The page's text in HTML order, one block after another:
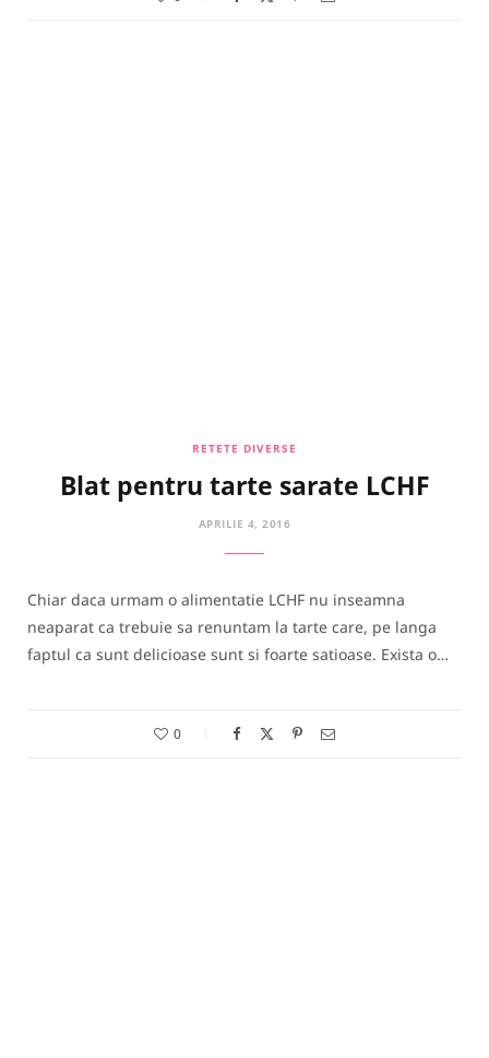
RETETE DIVERSE
Blat pentru tarte sarate LCHF
APRILIE 4, 2016
Chiar daca urmam o alimentatie LCHF nu inseamna
neaparat ca trebuie sa renuntam la tarte care, pe langa
faptul ca sunt delicioase sunt si foarte satioase. Exista o…
0